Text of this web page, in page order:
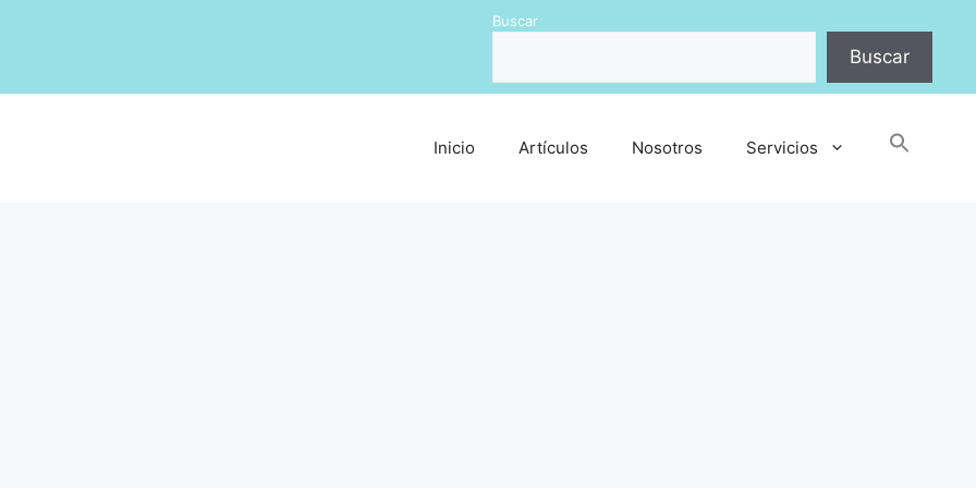
Buscar
Buscar
Inicio Artículos Nosotros Servicios